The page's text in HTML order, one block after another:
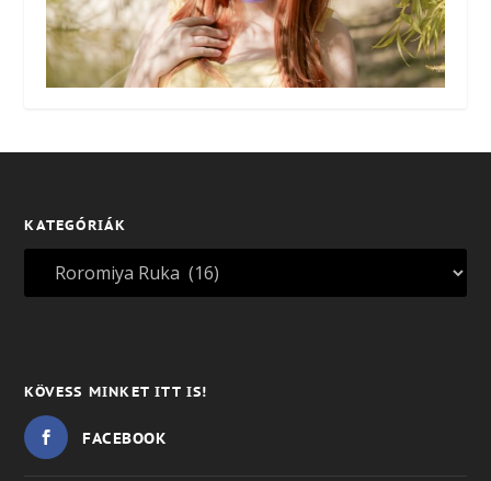
KATEGÓRIÁK
KÖVESS MINKET ITT IS!
FACEBOOK